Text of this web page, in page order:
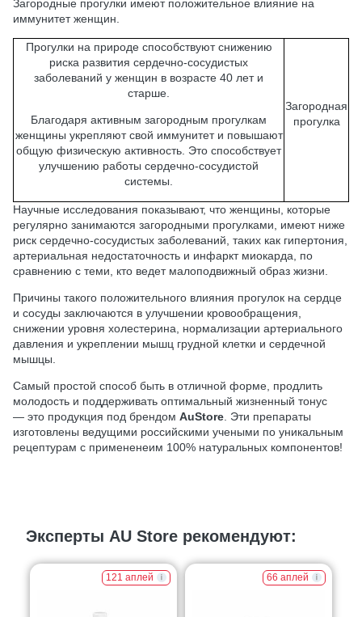
Загородные прогулки имеют положительное влияние на
иммунитет женщин.
Прогулки на природе способствуют снижению
риска развития сердечно-сосудистых
заболеваний у женщин в возрасте 40 лет и
старше.
Благодаря активным загородным прогулкам
женщины укрепляют свой иммунитет и повышают
общую физическую активность. Это способствует
улучшению работы сердечно-сосудистой
системы.
Загородная
прогулка
Научные исследования показывают, что женщины, которые
регулярно занимаются загородными прогулками, имеют ниже
риск сердечно-сосудистых заболеваний, таких как гипертония,
артериальная недостаточность и инфаркт миокарда, по
сравнению с теми, кто ведет малоподвижный образ жизни.
Причины такого положительного влияния прогулок на сердце
и сосуды заключаются в улучшении кровообращения,
снижении уровня холестерина, нормализации артериального
давления и укреплении мышц грудной клетки и сердечной
мышцы.
Самый простой способ быть в отличной форме, продлить
молодость и поддерживать оптимальный жизненный тонус
— это продукция под брендом AuStore . Эти препараты
изготовлены ведущими российскими учеными по уникальным
рецептурам с примененеим 100% натуральных компонентов!
Эксперты AU Store рекомендуют:
121 аплей 66 аплей